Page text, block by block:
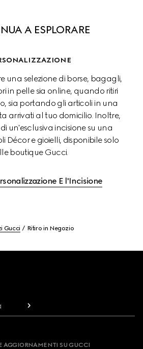
A ESPLORARE
una selezione di borse, bagagli,
in pelle sia online, quando ritiri
sia portando gli articoli in una
arrivati al tuo domicilio. Inoltre,
un'esclusiva incisione su una
Décor e gioielli, disponibile solo
boutique Gucci.
E l'Incisione
Gucci Ritiro in Negozio
AGGIORNAMENTI SU GUCCI